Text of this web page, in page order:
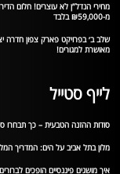
מחירי הנדל”ן לא עוצרים! חלום
מ-₪59,000 בלבד
מאושרת למגורים!
לייף סטייל
סודות ההזנה הטבעית – כך תבחרו
מלון בתל אביב על הים: המדריך
איך מושגים פיננסיים הופכים